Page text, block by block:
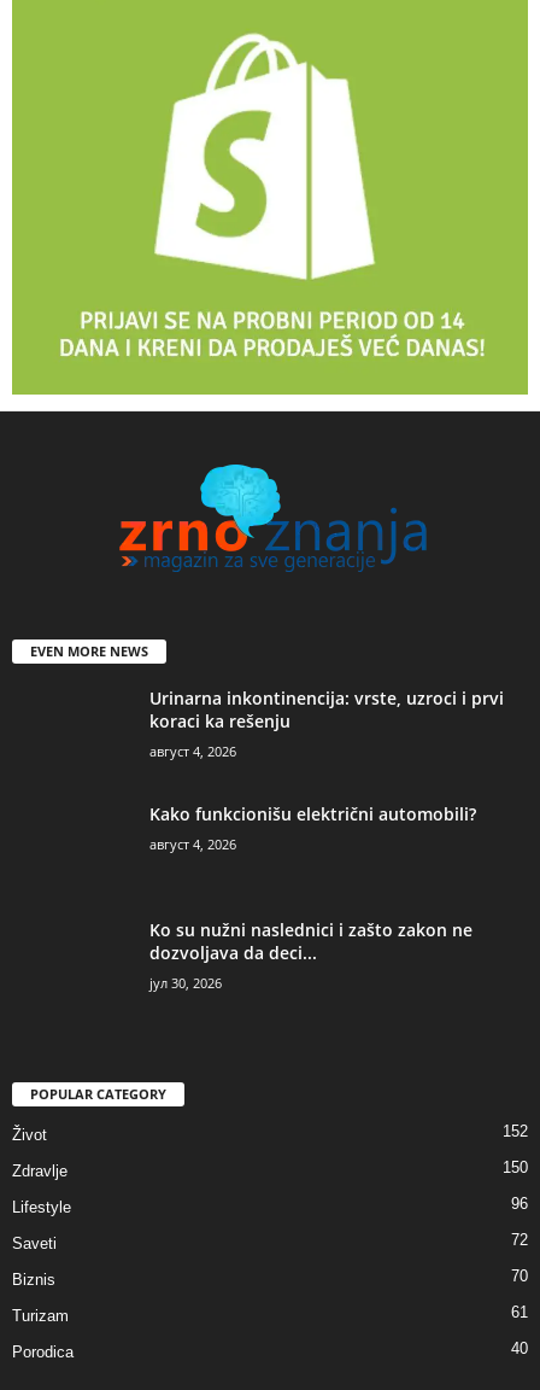
EVEN MORE NEWS
Urinarna inkontinencija: vrste, uzroci i prvi
koraci ka rešenju
август 4, 2026
Kako funkcionišu električni automobili?
август 4, 2026
Ko su nužni naslednici i zašto zakon ne
dozvoljava da deci...
јул 30, 2026
POPULAR CATEGORY
Život 152
Zdravlje 150
Lifestyle 96
Saveti 72
Biznis 70
Turizam 61
Porodica 40